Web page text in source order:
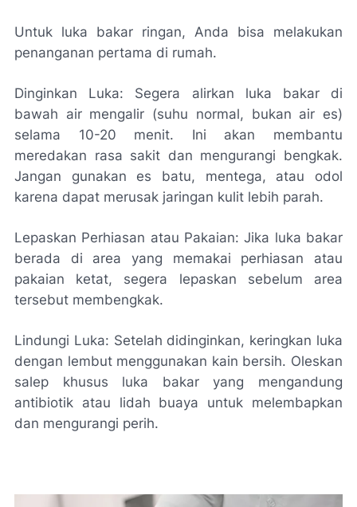
Untuk luka bakar ringan, Anda bisa melakukan
penanganan pertama di rumah.
Dinginkan Luka: Segera alirkan luka bakar di
bawah air mengalir (suhu normal, bukan air es)
selama 10-20 menit. Ini akan membantu
meredakan rasa sakit dan mengurangi bengkak.
Jangan gunakan es batu, mentega, atau odol
karena dapat merusak jaringan kulit lebih parah.
Lepaskan Perhiasan atau Pakaian: Jika luka bakar
berada di area yang memakai perhiasan atau
pakaian ketat, segera lepaskan sebelum area
tersebut membengkak.
Lindungi Luka: Setelah didinginkan, keringkan luka
dengan lembut menggunakan kain bersih. Oleskan
salep khusus luka bakar yang mengandung
antibiotik atau lidah buaya untuk melembapkan
dan mengurangi perih.